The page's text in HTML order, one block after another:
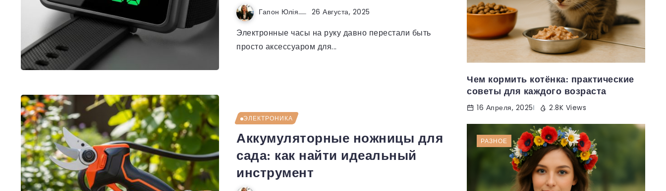
Гапон Юлія 26 Августа, 2025
Электронные часы на руку давно перестали быть
просто аксессуаром для...
ЭЛЕКТРОНИКА
Аккумуляторные ножницы для
сада: как найти идеальный
инструмент
Чем кормить котёнка: практические
советы для каждого возраста
16 Апреля, 2025 2.8K Views
РАЗНОЕ